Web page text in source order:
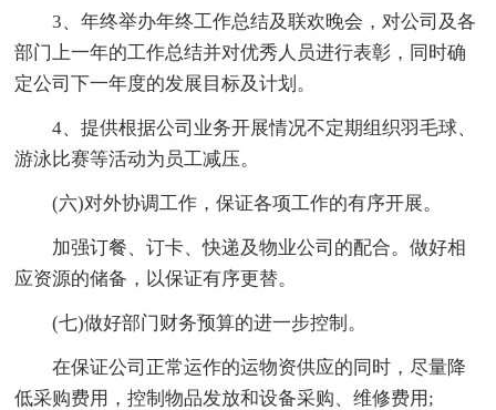
3、年终举办年终工作总结及联欢晚会，对公司及各
部门上一年的工作总结并对优秀人员进行表彰，同时确
定公司下一年度的发展目标及计划。
4、提供根据公司业务开展情况不定期组织羽毛球、
游泳比赛等活动为员工减压。
(六)对外协调工作，保证各项工作的有序开展。
加强订餐、订卡、快递及物业公司的配合。做好相
应资源的储备，以保证有序更替。
(七)做好部门财务预算的进一步控制。
在保证公司正常运作的运物资供应的同时，尽量降
低采购费用，控制物品发放和设备采购、维修费用;